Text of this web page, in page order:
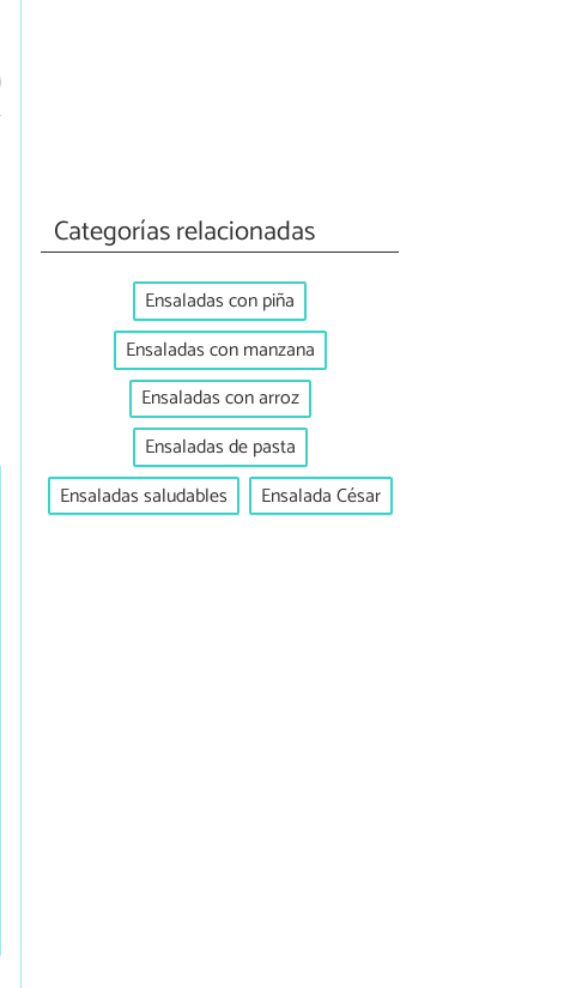
Categorías relacionadas
Ensaladas con piña
Ensaladas con manzana
Ensaladas con arroz
Ensaladas de pasta
Ensaladas saludables
Ensalada César